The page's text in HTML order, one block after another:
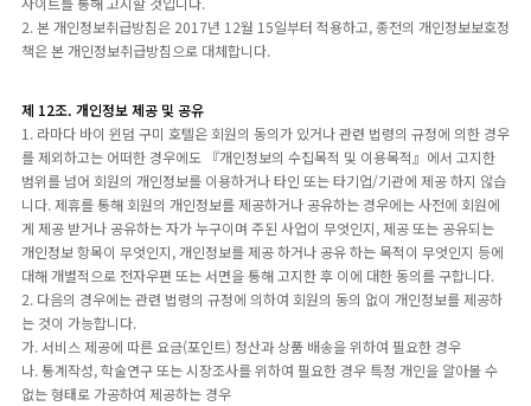
2. 본 개인정보취급방침은 2017년 12월 15일부터 적용하고, 종전의 개인정보보호정
책은 본 개인정보취급방침으로 대체합니다.
제 12조. 개인정보 제공 및 공유
1. 라마다 바이 윈덤 구미 호텔은 회원의 동의가 있거나 관련 법령의 규정에 의한 경우
를 제외하고는 어떠한 경우에도 『개인정보의 수집목적 및 이용목적』에서 고지한
범위를 넘어 회원의 개인정보를 이용하거나 타인 또는 타기업/기관에 제공 하지 않습
니다. 제휴를 통해 회원의 개인정보를 제공하거나 공유하는 경우에는 사전에 회원에
게 제공 받거나 공유하는 자가 누구이며 주된 사업이 무엇인지, 제공 또는 공유되는
개인정보 항목이 무엇인지, 개인정보를 제공 하거나 공유 하는 목적이 무엇인지 등에
대해 개별적으로 전자우편 또는 서면을 통해 고지한 후 이에 대한 동의를 구합니다.
2. 다음의 경우에는 관련 법령의 규정에 의하여 회원의 동의 없이 개인정보를 제공하
는 것이 가능합니다.
가. 서비스 제공에 따른 요금(포인트) 정산과 상품 배송을 위하여 필요한 경우
나. 통계작성, 학술연구 또는 시장조사를 위하여 필요한 경우 특정 개인을 알아볼 수
없는 형태로 가공하여 제공하는 경우